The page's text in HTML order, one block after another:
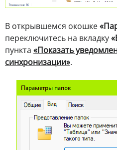
В открывшемся окошке
переключитесь на вкладку
пункта «Показать
синхронизации».